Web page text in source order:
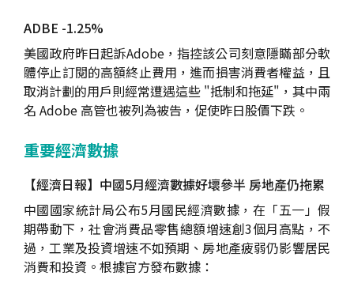
ADBE -1.25%
美國政府昨日起訴Adobe，指控該公司刻意隱瞞部分軟
體停止訂閱的高額終止費用，進而損害消費者權益，且
取消計劃的用戶則經常遭遇這些 "抵制和拖延"，其中兩
名 Adobe 高管也被列為被告，促使昨日股價下跌。
重要經濟數據
【經濟日報】中國5月經濟數據好壞參半 房地產仍拖累
中國國家統計局公布5月國民經濟數據，在「五一」假
期帶動下，社會消費品零售總額增速創3個月高點，不
過，工業及投資增速不如預期、房地產疲弱仍影響居民
消費和投資。根據官方發布數據：